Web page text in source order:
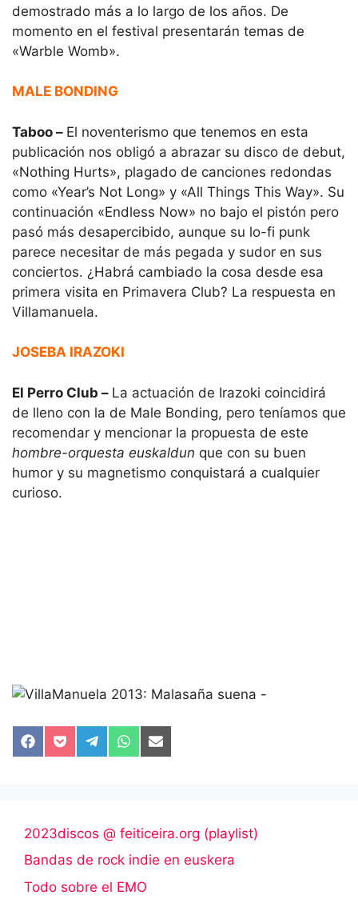
demostrado más a lo largo de los años. De
momento en el festival presentarán temas de
«Warble Womb».
MALE BONDING
Taboo – El noventerismo que tenemos en esta
publicación nos obligó a abrazar su disco de debut,
«Nothing Hurts», plagado de canciones redondas
como «Year’s Not Long» y «All Things This Way». Su
continuación «Endless Now» no bajo el pistón pero
pasó más desapercibido, aunque su lo-fi punk
parece necesitar de más pegada y sudor en sus
conciertos. ¿Habrá cambiado la cosa desde esa
primera visita en Primavera Club? La respuesta en
Villamanuela.
JOSEBA IRAZOKI
El Perro Club – La actuación de Irazoki coincidirá
de lleno con la de Male Bonding, pero teníamos que
recomendar y mencionar la propuesta de este
hombre-orquesta euskaldun que con su buen
humor y su magnetismo conquistará a cualquier
curioso.
Compartir
en
Compartir
en
Compartir
en
Compartir
en
Compartir
en
2023discos @ feiticeira.org (playlist)
Bandas de rock indie en euskera
Todo sobre el EMO